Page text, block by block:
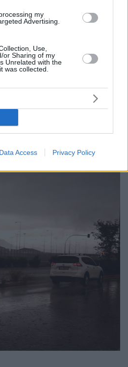
my
Advertising.
Use,
or Sharing of my
Unrelated with the
was collected.
Data Access Privacy Policy
και σκόνη σήμερα λόγω
τη Λιβύη
του φαινομένου στη